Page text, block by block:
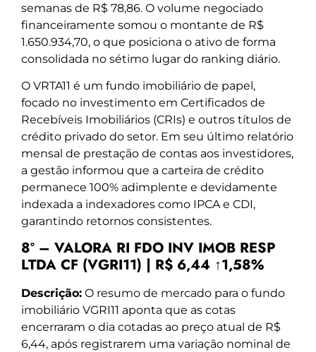
semanas de R$ 78,86. O volume negociado
financeiramente somou o montante de R$
1.650.934,70, o que posiciona o ativo de forma
consolidada no sétimo lugar do ranking diário.
O VRTA11 é um fundo imobiliário de papel,
focado no investimento em Certificados de
Recebíveis Imobiliários (CRIs) e outros títulos de
crédito privado do setor. Em seu último relatório
mensal de prestação de contas aos investidores,
a gestão informou que a carteira de crédito
permanece 100% adimplente e devidamente
indexada a indexadores como IPCA e CDI,
garantindo retornos consistentes.
8º – VALORA RI FDO INV IMOB RESP
LTDA CF (VGRI11) | R$ 6,44 ↑1,58%
Descrição: O resumo de mercado para o fundo
imobiliário VGRI11 aponta que as cotas
encerraram o dia cotadas ao preço atual de R$
6,44, após registrarem uma variação nominal de